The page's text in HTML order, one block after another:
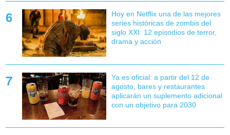
Hoy en Netflix una de las mejores
series históricas de zombis del
siglo XXI: 12 episodios de terror,
drama y acción
Ya es oficial: a partir del 12 de
agosto, bares y restaurantes
aplicarán un suplemento adicional
con un objetivo para 2030